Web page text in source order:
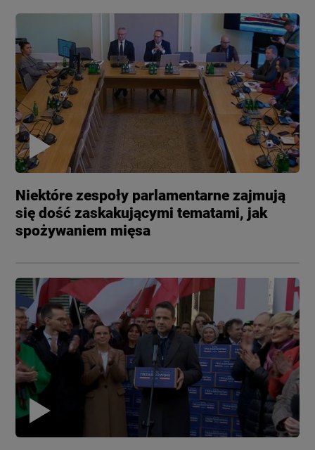
Niektóre zespoły parlamentarne zajmują
się dość zaskakującymi tematami, jak
spożywaniem mięsa